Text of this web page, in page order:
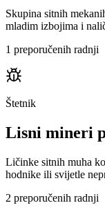
Skupina sitnih
mladim izbojima i
1 preporučenih radnji
Štetnik
Lisni mineri
Ličinke sitnih muha
hodnike ili svijetle
2 preporučenih radnji